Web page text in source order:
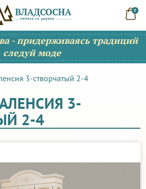
0
- придерживаясь традиций
следуй моде
3-створчатый 2-4
3-
2-4